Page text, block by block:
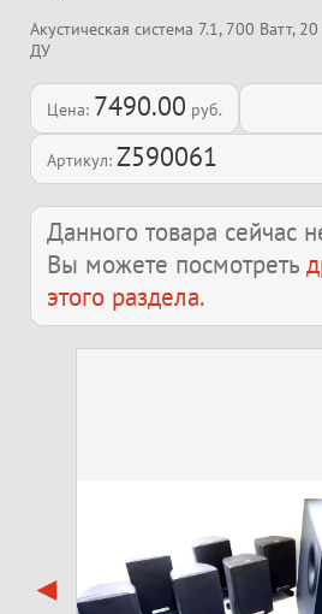
Акустическая система 7.1, 700 Ватт,
ДУ
Цена: 7490.00 руб.
Артикул: Z590061
Данного товара сейчас
Вы можете посмотреть
этого раздела.